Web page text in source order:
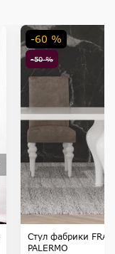
-50 %
-60 %
Стул фабрики
PALERMO